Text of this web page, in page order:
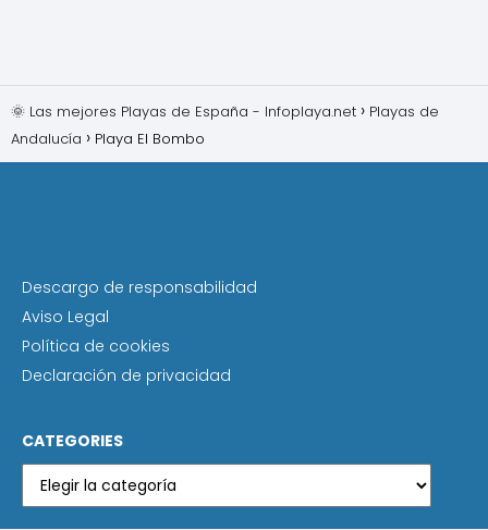
🌞 Las mejores Playas de España - Infoplaya.net
Playas de
Andalucía
Playa El Bombo
Descargo de responsabilidad
Aviso Legal
Política de cookies
Declaración de privacidad
CATEGORIES